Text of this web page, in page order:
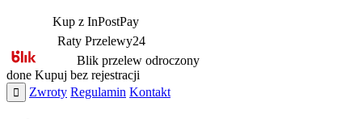
Kup z InPostPay
Raty Przelewy24
Blik przelew odroczony
done Kupuj bez rejestracji
Zwroty Regulamin Kontakt